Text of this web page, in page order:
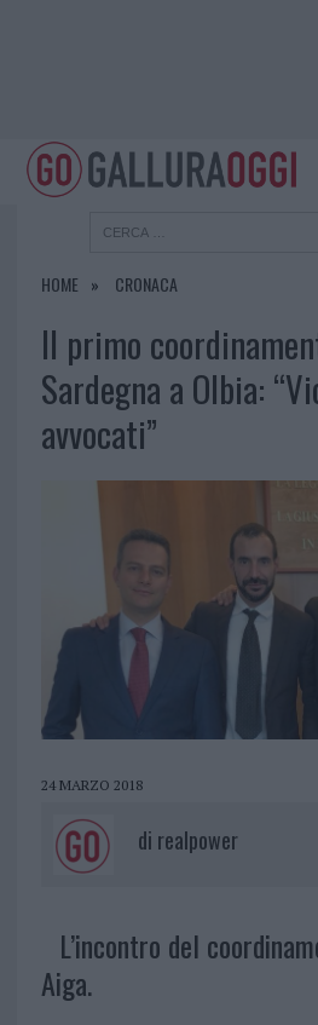
HOME CRONACA
Il primo
Sardegna a Olbia:
avvocati”
24 MARZO 2018
di realpower
L’incontro del
Aiga.